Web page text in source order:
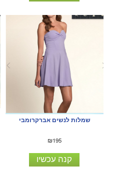
שמלות לנשים אברקרומבי
₪195
קנה עכשיו